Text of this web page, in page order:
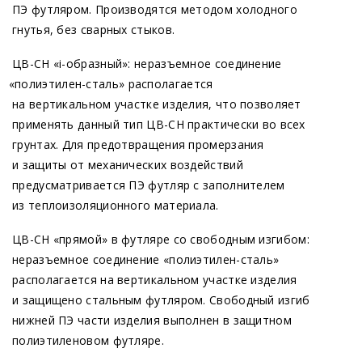
ПЭ футляром. Производятся методом холодного
гнутья, без сварных стыков.
ЦВ-СН «i-образный»: неразъемное соединение
«полиэтилен-сталь» располагается
на вертикальном участке изделия, что позволяет
применять данный тип ЦВ-СН практически во всех
грунтах. Для предотвращения промерзания
и защиты от механических воздействий
предусматривается ПЭ футляр с заполнителем
из теплоизоляционного материала.
ЦВ-СН «прямой» в футляре со свободным изгибом:
неразъемное соединение «полиэтилен-сталь»
располагается на вертикальном участке изделия
и защищено стальным футляром. Свободный изгиб
нижней ПЭ части изделия выполнен в защитном
полиэтиленовом футляре.